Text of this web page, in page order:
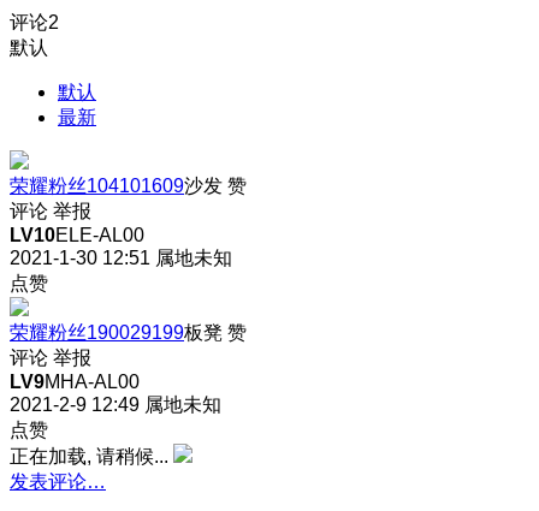
评论2
默认
默认
最新
荣耀粉丝104101609沙发 赞
评论 举报
LV10ELE-AL00
2021-1-30 12:51 属地未知
点赞
荣耀粉丝190029199板凳 赞
评论 举报
LV9MHA-AL00
2021-2-9 12:49 属地未知
点赞
正在加载, 请稍候...
发表评论…